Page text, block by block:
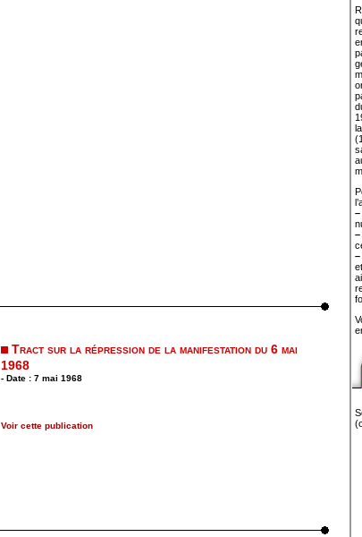
Tract sur la répression de la manifestation du 6 mai
1968
- Date : 7 mai 1968
Voir cette publication
–
–
–